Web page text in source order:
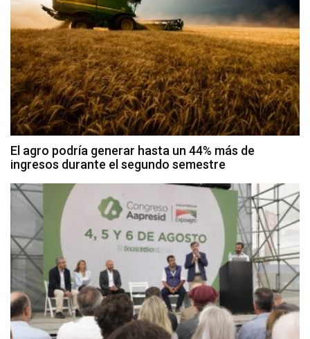
El agro podría generar hasta un 44% más de
ingresos durante el segundo semestre